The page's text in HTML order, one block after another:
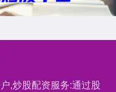
,炒股配资服务:通过股